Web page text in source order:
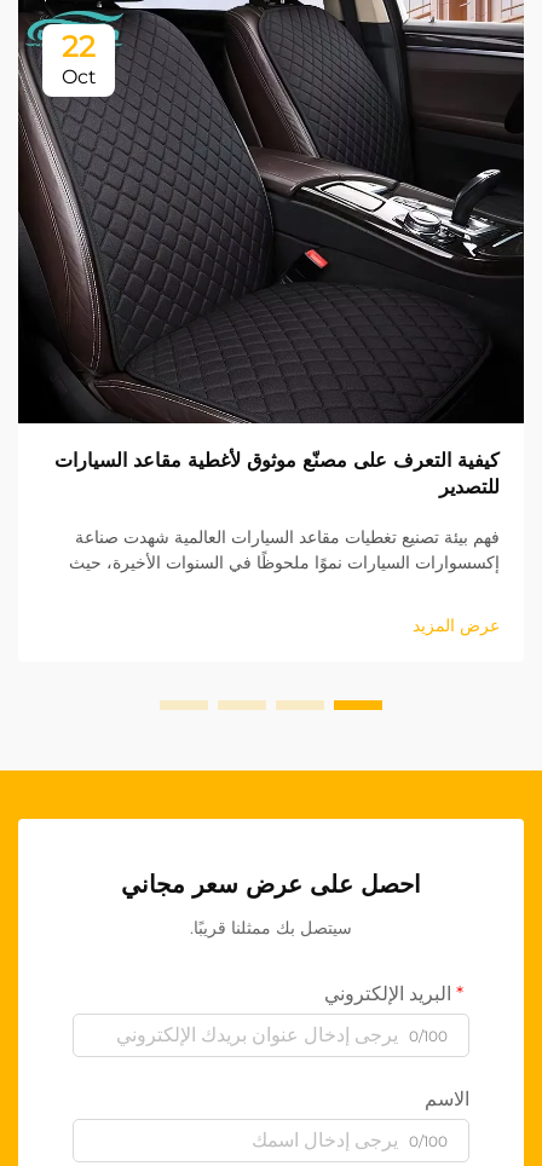
22
Oct
كيفية التعرف على مصنّع موثوق لأغطية مقاعد السيارات
للتصدير
فهم بيئة تصنيع تغطيات مقاعد السيارات العالمية شهدت صناعة
إكسسوارات السيارات نموًا ملحوظًا في السنوات الأخيرة، حيث
التي تسعى لدخول السوق الدولية...
عرض المزيد
احصل على عرض سعر مجاني
سيتصل بك ممثلنا قريبًا.
البريد الإلكتروني
0/100
الاسم
0/100